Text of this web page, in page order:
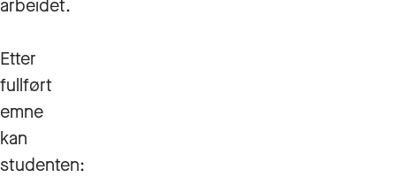
arbeidet.
Etter
fullført
emne
kan
studenten: